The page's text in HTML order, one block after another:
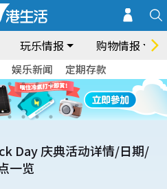
玩乐情报 购物情报
娱乐新闻 定期存款
Day 庆典活动详情/日期/
一览